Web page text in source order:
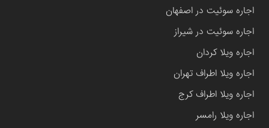
اجاره سوئیت در اصفهان
اجاره سوئیت در شیراز
اجاره ویلا کردان
اجاره ویلا اطراف تهران
اجاره ویلا اطراف کرج
اجاره ویلا رامسر